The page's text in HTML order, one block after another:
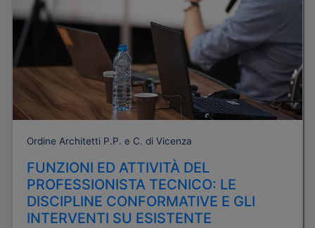
Ordine Architetti P.P. e C. di Vicenza
FUNZIONI ED ATTIVITÀ DEL
PROFESSIONISTA TECNICO: LE
DISCIPLINE CONFORMATIVE E GLI
INTERVENTI SU ESISTENTE